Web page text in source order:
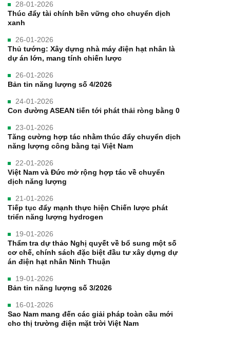
28-01-2026
Thúc đẩy tài chính bền vững cho chuyển dịch
xanh
26-01-2026
Thủ tướng: Xây dựng nhà máy điện hạt nhân là
dự án lớn, mang tính chiến lược
26-01-2026
Bản tin năng lượng số 4/2026
24-01-2026
Con đường ASEAN tiến tới phát thải ròng bằng 0
23-01-2026
Tăng cường hợp tác nhằm thúc đẩy chuyển dịch
năng lượng công bằng tại Việt Nam
22-01-2026
Việt Nam và Đức mở rộng hợp tác về chuyển
dịch năng lượng
21-01-2026
Tiếp tục đẩy mạnh thực hiện Chiến lược phát
triển năng lượng hydrogen
19-01-2026
Thẩm tra dự thảo Nghị quyết về bổ sung một số
cơ chế, chính sách đặc biệt đầu tư xây dựng dự
án điện hạt nhân Ninh Thuận
19-01-2026
Bản tin năng lượng số 3/2026
16-01-2026
Sao Nam mang đến các giải pháp toàn cầu mới
cho thị trường điện mặt trời Việt Nam